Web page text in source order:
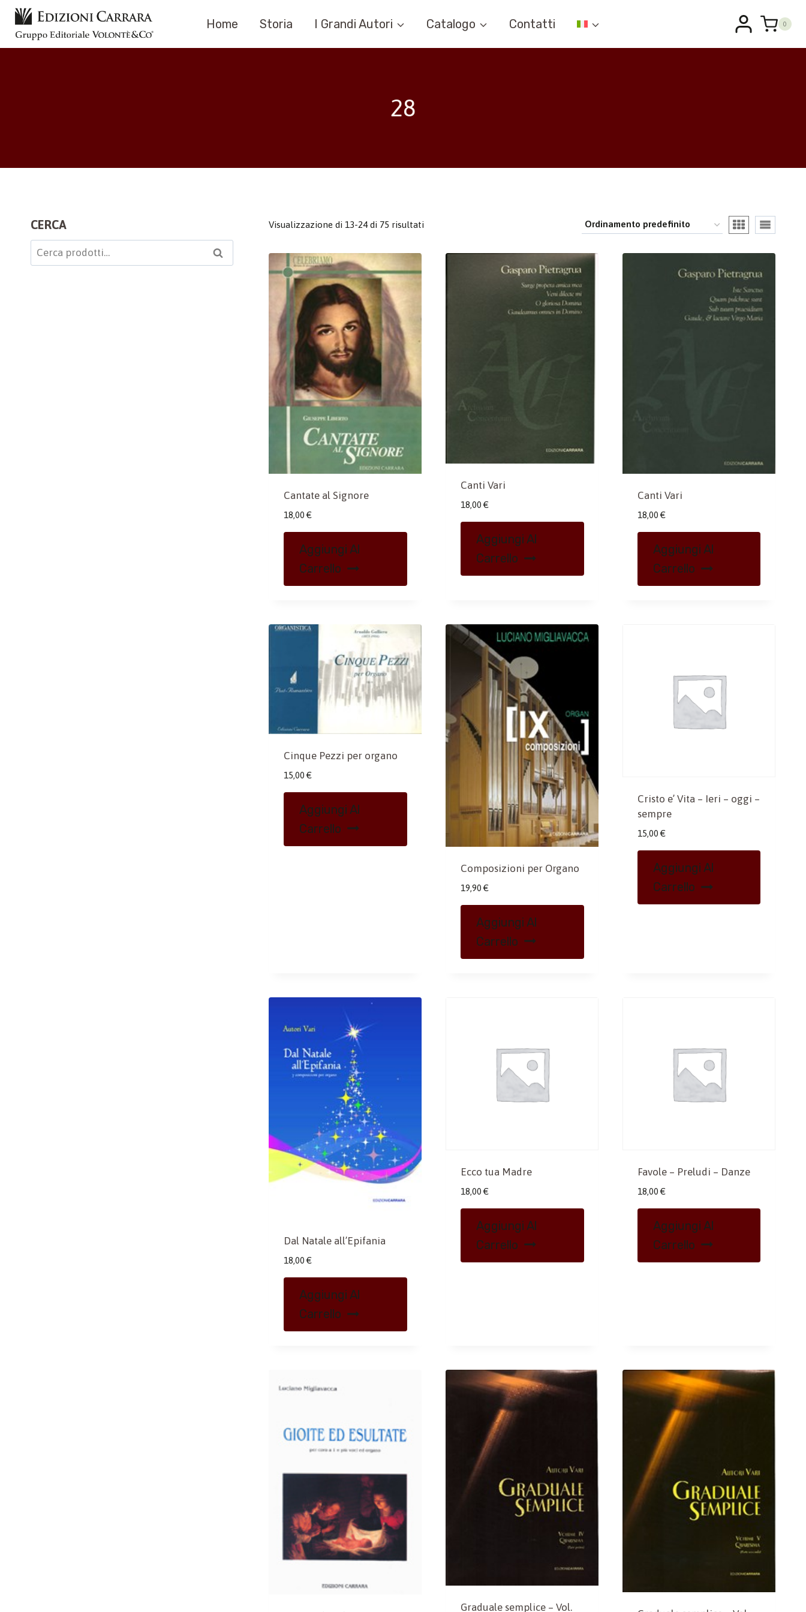
Salta
contenuto
Home Storia I Grandi Autori Catalogo Contatti 0
28
Visualizzazione di 13-24 di 75 risultati
Cantate al Signore
18,00 €
Aggiungi Al
Carrello
Canti Vari
18,00 €
Aggiungi Al
Carrello
Canti Vari
18,00 €
Aggiungi Al
Carrello
Cinque Pezzi per organo
15,00 €
Aggiungi Al
Carrello
Composizioni per Organo
19,90 €
Aggiungi Al
Carrello
Cristo e’ Vita – Ieri – oggi –
sempre
15,00 €
Aggiungi Al
Carrello
Dal Natale all’Epifania
18,00 €
Aggiungi Al
Carrello
Ecco tua Madre
18,00 €
Aggiungi Al
Carrello
Favole – Preludi – Danze
18,00 €
Aggiungi Al
Carrello
Graduale semplice – Vol.
CERCA
Cerca: Cerca